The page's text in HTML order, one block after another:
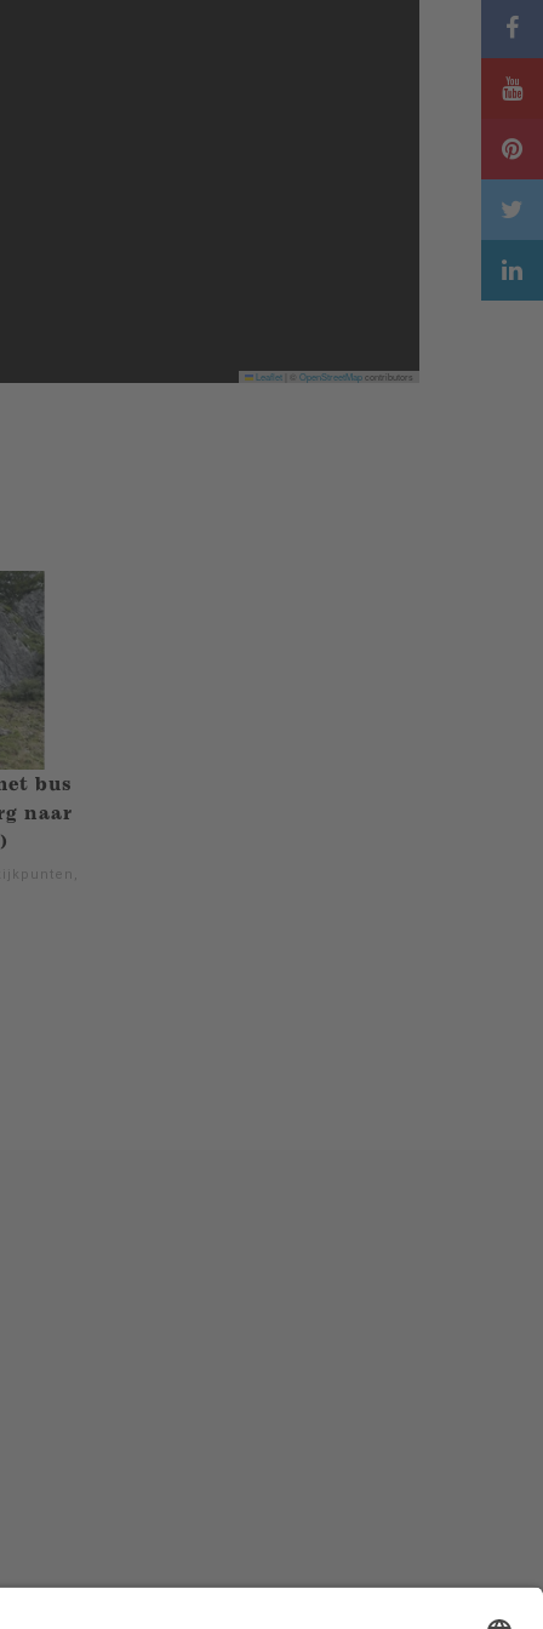
Leaflet OpenStreetMapcontributors
bus
naar